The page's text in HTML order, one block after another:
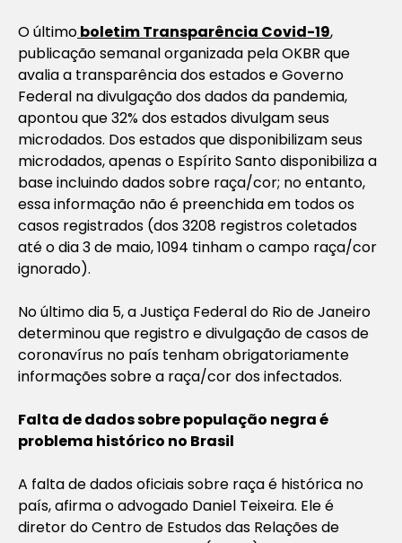
O últimoboletim Transparência Covid-19,
publicação semanal organizada pela OKBR que
avalia a transparência dos estados e Governo
Federal na divulgação dos dados da pandemia,
apontou que 32% dos estados divulgam seus
microdados. Dos estados que disponibilizam seus
microdados, apenas o Espírito Santo disponibiliza a
base incluindo dados sobre raça/cor; no entanto,
essa informação não é preenchida em todos os
casos registrados (dos 3208 registros coletados
até o dia 3 de maio, 1094 tinham o campo raça/cor
ignorado).
No último dia 5, a Justiça Federal do Rio de Janeiro
determinou que registro e divulgação de casos de
coronavírus no país tenham obrigatoriamente
informações sobre a raça/cor dos infectados.
Falta de dados sobre população negra é
problema histórico no Brasil
A falta de dados oficiais sobre raça é histórica no
país, afirma o advogado Daniel Teixeira. Ele é
diretor do Centro de Estudos das Relações de